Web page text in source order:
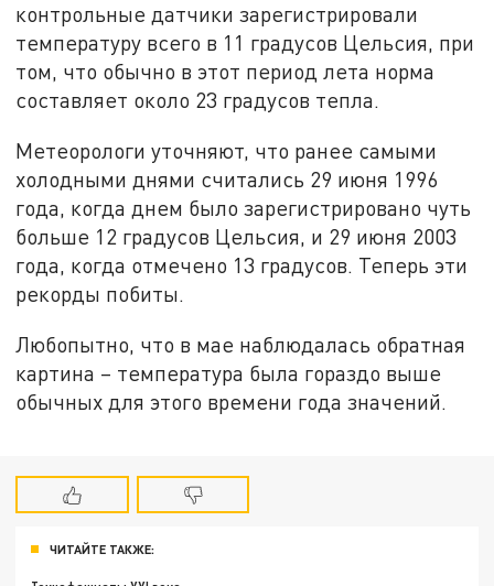
контрольные датчики зарегистрировали
температуру всего в 11 градусов Цельсия, при
том, что обычно в этот период лета норма
составляет около 23 градусов тепла.
Метеорологи уточняют, что ранее самыми
холодными днями считались 29 июня 1996
года, когда днем было зарегистрировано чуть
больше 12 градусов Цельсия, и 29 июня 2003
года, когда отмечено 13 градусов. Теперь эти
рекорды побиты.
Любопытно, что в мае наблюдалась обратная
картина – температура была гораздо выше
обычных для этого времени года значений.
ЧИТАЙТЕ ТАКЖЕ: